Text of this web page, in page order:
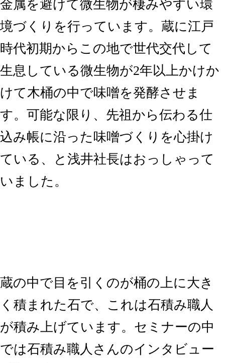
金属を避けて微生物が棲みやすい環
境づくりを行っています。蔵に江戸
時代初期からこの地で世代交代して
生息している微生物が2年以上かけか
けて木桶の中で味噌を発酵させま
す。可能な限り、先祖から伝わる仕
込み帳に沿った味噌づくりを心掛け
ている、と浅井社長はおっしゃって
いました。
蔵の中で目を引くのが桶の上に大き
く積まれた石で、これは石積み職人
が積み上げています。セミナーの中
では石積み職人さんのインタビュー